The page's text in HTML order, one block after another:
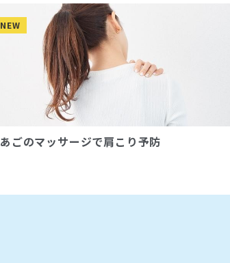
NEW
あごのマッサージで肩こり予防